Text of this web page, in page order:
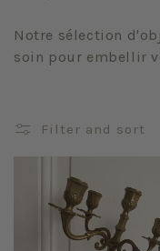
l
e
c
Notre sélection
soin pour embellir
Filter and sort